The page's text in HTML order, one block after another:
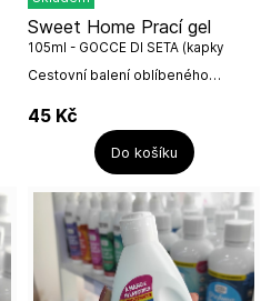
Cestovní balení oblíbeného
Seta, kapky hedvábí. Prací gel
vystačí na 3 prací cykly.Objem:
Sweet Home Prací gel
105ml - GOCCE DI SETA (kapky
hedvábí)
45 Kč
Do košíku